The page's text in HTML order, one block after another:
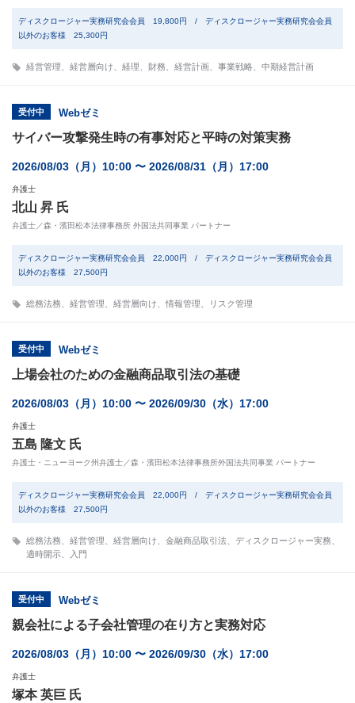
ディスクロージャー実務研究会会員 19,800円 / ディスクロージャー実務研究会会員
以外のお客様 25,300円
経営管理 経営層向け 経理 財務 経営計画 事業戦略 中期経営計画
受付中 Webゼミ
サイバー攻撃発生時の有事対応と平時の対策実務
2026/08/03（月）10:00 〜 2026/08/31（月）17:00
弁護士
北山 昇 氏
弁護士／森・濱田松本法律事務所 外国法共同事業 パートナー
ディスクロージャー実務研究会会員 22,000円 / ディスクロージャー実務研究会会員
以外のお客様 27,500円
総務法務 経営管理 経営層向け 情報管理 リスク管理
受付中 Webゼミ
上場会社のための金融商品取引法の基礎
2026/08/03（月）10:00 〜 2026/09/30（水）17:00
弁護士
五島 隆文 氏
弁護士・ニューヨーク州弁護士／森・濱田松本法律事務所外国法共同事業 パートナー
ディスクロージャー実務研究会会員 22,000円 / ディスクロージャー実務研究会会員
以外のお客様 27,500円
総務法務 経営管理 経営層向け 金融商品取引法 ディスクロージャー実務
適時開示
入門
受付中 Webゼミ
親会社による子会社管理の在り方と実務対応
2026/08/03（月）10:00 〜 2026/09/30（水）17:00
弁護士
塚本 英巨 氏